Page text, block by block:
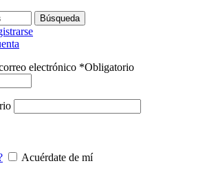
Búsqueda
electrónico *Obligatorio
Acuérdate de mí